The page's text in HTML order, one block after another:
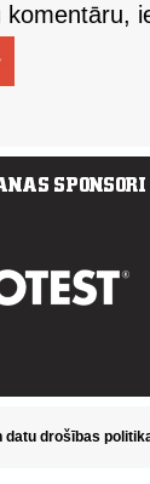
komentāru,
datu drošības